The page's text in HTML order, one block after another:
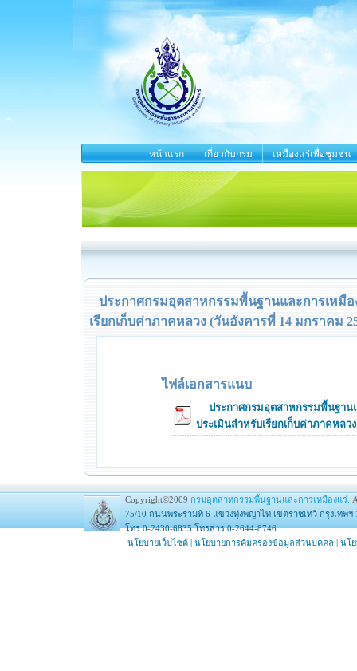
หน้าแรก เกี่ยวกับกรม เหมืองแร่เพื่อชุมชน
ประกาศกรมอุตสาหกรรมพื้นฐานและการเหมื
เรียกเก็บค่าภาคหลวง (วันอังคารที่ 14 มกราคม
ไฟล์เอกสารแนบ
ประกาศกรมอุตสาหกรรมพื้นฐาน
ประเมินสำหรับเรียกเก็บค่าภาคหลว
Copyright©2009 กรมอุตสาหกรรมพื้นฐานและการเหมืองแร่.
75/10 ถนนพระรามที่ 6 แขวงทุ่งพญาไท เขตราชเทวี กรุงเทพฯ
โทร.0-2430-6835 โทรสาร.0-2644-8746
นโยบายเว็บไซต์ | นโยบายการคุ้มครองข้อมูลส่วนบุคคล | นโ